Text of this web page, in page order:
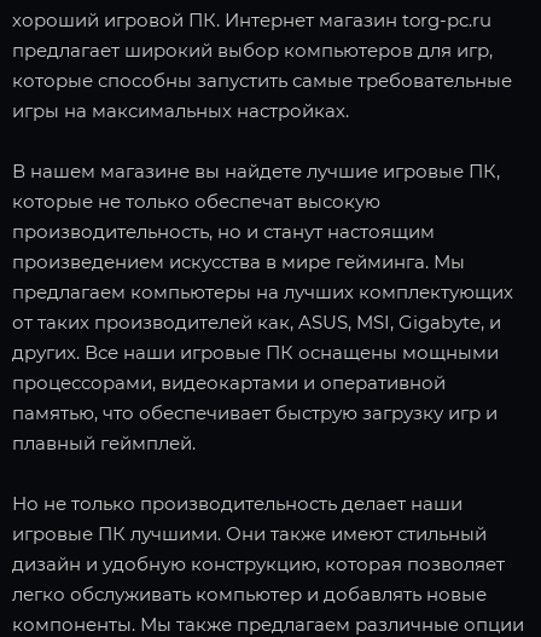
хороший игровой ПК. Интернет магазин torg-pc.ru
предлагает широкий выбор компьютеров для игр,
которые способны запустить самые требовательные
игры на максимальных настройках.
В нашем магазине вы найдете лучшие игровые ПК,
которые не только обеспечат высокую
производительность, но и станут настоящим
произведением искусства в мире гейминга. Мы
предлагаем компьютеры на лучших комплектующих
от таких производителей как, ASUS, MSI, Gigabyte, и
других. Все наши игровые ПК оснащены мощными
процессорами, видеокартами и оперативной
памятью, что обеспечивает быструю загрузку игр и
плавный геймплей.
Но не только производительность делает наши
игровые ПК лучшими. Они также имеют стильный
дизайн и удобную конструкцию, которая позволяет
легко обслуживать компьютер и добавлять новые
компоненты. Мы также предлагаем различные опции